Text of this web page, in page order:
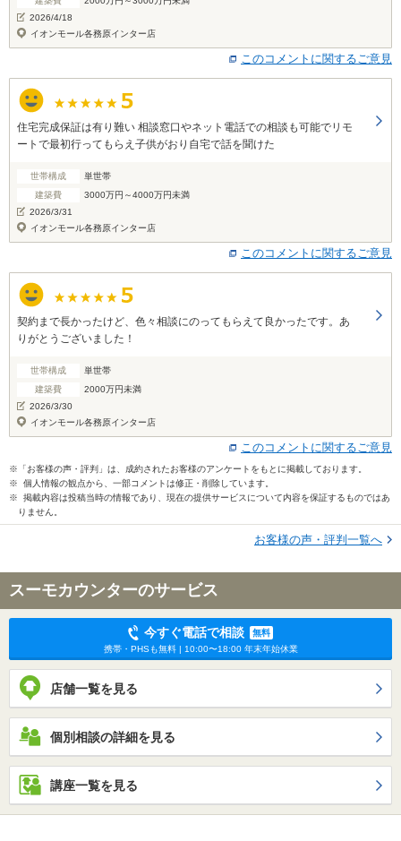
2026/4/18
イオンモール各務原インター店
このコメントに関するご意見
住宅完成保証は有り難い 相談窓口やネット電話での相談も可能でリモ
ートで最初行ってもらえ子供がおり自宅で話を聞けた
世帯構成
単世帯
建築費
3000万円～4000万円未満
2026/3/31
イオンモール各務原インター店
このコメントに関するご意見
契約まで長かったけど、色々相談にのってもらえて良かったです。あ
りがとうございました！
世帯構成
単世帯
建築費
2000万円未満
2026/3/30
イオンモール各務原インター店
このコメントに関するご意見
※「お客様の声・評判」は、成約されたお客様のアンケートをもとに掲載しております。
※ 個人情報の観点から、一部コメントは修正・削除しています。
※ 掲載内容は投稿当時の情報であり、現在の提供サービスについて内容を保証するものではあ
りません。
お客様の声・評判一覧へ
スーモカウンターのサービス
今すぐ電話で相談
無料
携帯・PHSも無料 | 10:00〜18:00 年末年始休業
店舗一覧を見る
個別相談の詳細を見る
講座一覧を見る